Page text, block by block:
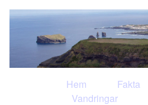
Hem Fakta
Vandringar